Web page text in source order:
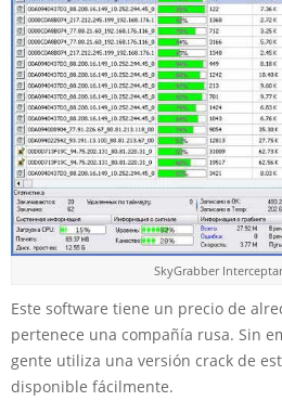
SkyGrabber
Este software tiene un precio de
pertenece una compañía rusa. Sin
gente utiliza una versión crack de
disponible fácilmente.